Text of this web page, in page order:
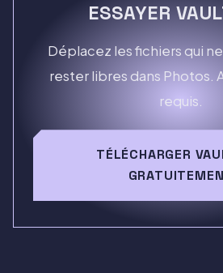
ESSAYER
Déplacez les fichiers qui
rester libres dans Photos.
requis.
TÉLÉCHARGER